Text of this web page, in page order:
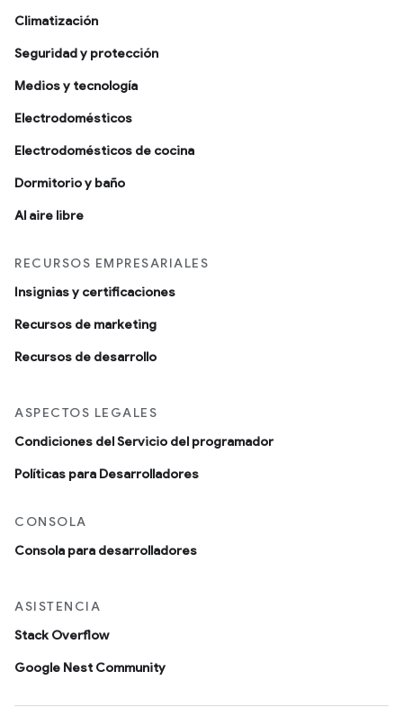
Climatización
Seguridad y protección
Medios y tecnología
Electrodomésticos
Electrodomésticos de cocina
Dormitorio y baño
Al aire libre
RECURSOS EMPRESARIALES
Insignias y certificaciones
Recursos de marketing
Recursos de desarrollo
ASPECTOS LEGALES
Condiciones del Servicio del programador
Políticas para Desarrolladores
CONSOLA
Consola para desarrolladores
ASISTENCIA
Stack Overflow
Google Nest Community